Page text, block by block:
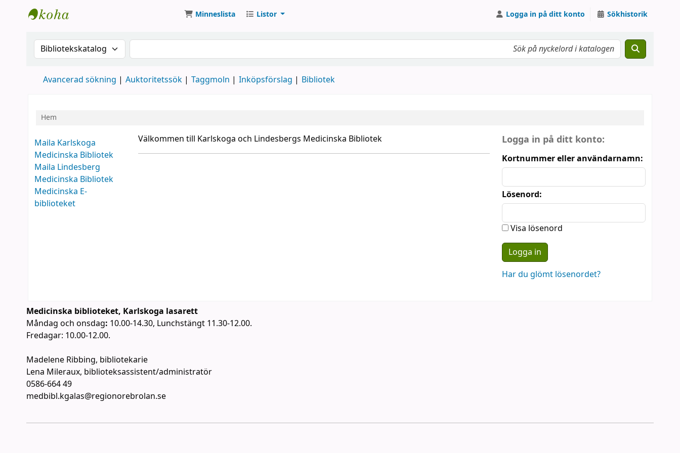
Minneslista Listor Logga in på ditt konto Sökhistorik
Sök i katalogen efter:Sök på nyckelord i katalogen
Avancerad sökning Auktoritetssök Taggmoln Inköpsförslag Bibliotek
Hem
Maila Karlskoga
Medicinska Bibliotek
Maila Lindesberg
Medicinska Bibliotek
Medicinska E-
biblioteket
Koha hem
Välkommen till Karlskoga och Lindesbergs Medicinska Bibliotek Inloggningsformulär
Logga in på ditt konto:
Kortnummer eller användarnamn:
Lösenord:
Visa lösenord
Har du glömt lösenordet?
Medicinska biblioteket, Karlskoga lasarett
Måndag och onsdag: 10.00-14.30, Lunchstängt 11.30-12.00.
Fredagar: 10.00-12.00.
Madelene Ribbing, bibliotekarie
Lena Mileraux, biblioteksassistent/administratör
0586-664 49
medbibl.kgalas@regionorebrolan.se